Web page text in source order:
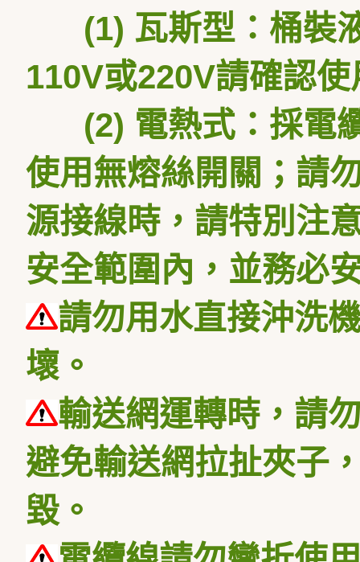
(1) 瓦斯型：桶裝
110V或220V請確認使
(2) 電熱式：採電
使用無熔絲開關；請
源接線時，請特別注
安全範圍內，並務必
請勿用水直接沖洗
壞 。
輸送網運轉時，請
避免輸送網拉扯夾子
毀。